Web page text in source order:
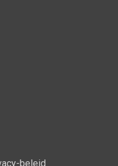
beleid